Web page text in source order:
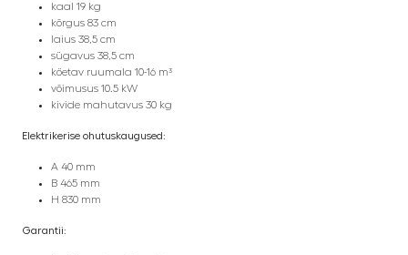
kaal 19 kg
kõrgus 83 cm
laius 38,5 cm
sügavus 38,5 cm
köetav ruumala 10-16 m³
võimusus 10.5 kW
kivide mahutavus 30 kg
Elektrikerise ohutuskaugused:
A 40 mm
B 465 mm
H 830 mm
Garantii: